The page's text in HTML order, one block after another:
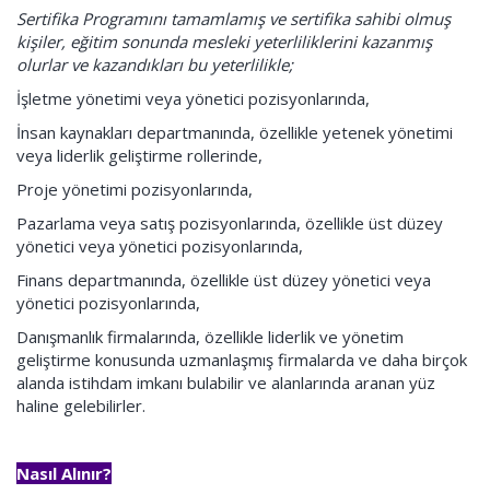
Sertifika Programını tamamlamış ve sertifika sahibi olmuş
kişiler, eğitim sonunda mesleki yeterliliklerini kazanmış
olurlar ve kazandıkları bu yeterlilikle;
İşletme yönetimi veya yönetici pozisyonlarında,
İnsan kaynakları departmanında, özellikle yetenek yönetimi
veya liderlik geliştirme rollerinde,
Proje yönetimi pozisyonlarında,
Pazarlama veya satış pozisyonlarında, özellikle üst düzey
yönetici veya yönetici pozisyonlarında,
Finans departmanında, özellikle üst düzey yönetici veya
yönetici pozisyonlarında,
Danışmanlık firmalarında, özellikle liderlik ve yönetim
geliştirme konusunda uzmanlaşmış firmalarda ve daha birçok
alanda istihdam imkanı bulabilir ve alanlarında aranan yüz
haline gelebilirler.
Nasıl Alınır?